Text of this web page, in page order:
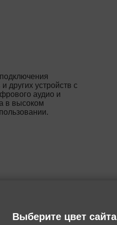
Выберите цвет сайта
других устройств с
аудио и
в высоком